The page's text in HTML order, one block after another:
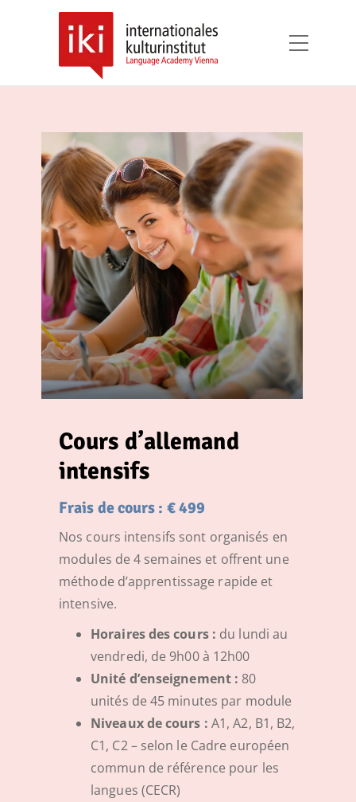
Cours d’allemand
intensifs
Frais de cours : € 499
Nos cours intensifs sont organisés en
modules de 4 semaines et offrent une
méthode d’apprentissage rapide et
intensive.
Horaires des cours : du lundi au
vendredi, de 9h00 à 12h00
Unité d’enseignement : 80
unités de 45 minutes par module
Niveaux de cours : A1, A2, B1, B2,
C1, C2 – selon le Cadre européen
commun de référence pour les
langues (CECR)